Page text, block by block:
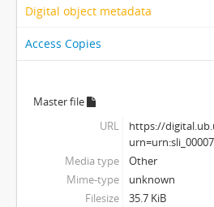
Digital object metadata
Access Copies
Master file
URL
https://
Media type
Other
Mime-type
unknown
Filesize
35.7 KiB